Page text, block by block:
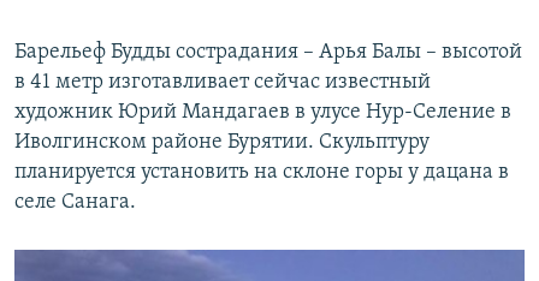
Все сайты РСЕ/РС
Барельеф Будды сострадания – Арья Балы – высотой
в 41 метр изготавливает сейчас известный
художник Юрий Мандагаев в улусе Нур-Селение в
Иволгинском районе Бурятии. Скульптуру
планируется установить на склоне горы у дацана в
селе Санага.